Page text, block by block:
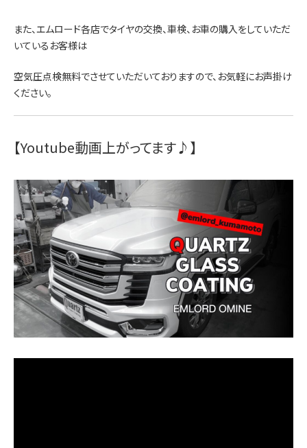
また、エムロード各店でタイヤの交換、車検、お車の購入をしていただ
いているお客様は
空気圧点検無料でさせていただいておりますので、お気軽にお声掛け
ください。
【Youtube動画上がってます♪】